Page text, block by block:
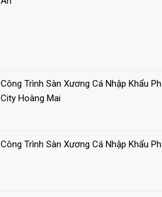
Công Trình Sàn Xương Cá Nhập Khẩu
City Hoàng Mai
Công Trình Sàn Xương Cá Nhập Khẩu